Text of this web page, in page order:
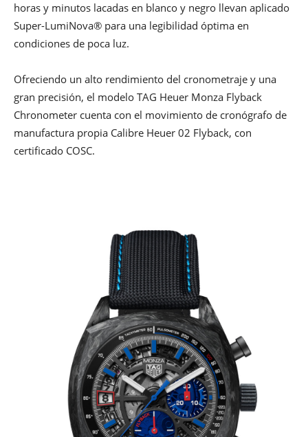
horas y minutos lacadas en blanco y negro llevan aplicado
Super-LumiNova® para una legibilidad óptima en
condiciones de poca luz.
Ofreciendo un alto rendimiento del cronometraje y una
gran precisión, el modelo TAG Heuer Monza Flyback
Chronometer cuenta con el movimiento de cronógrafo de
manufactura propia Calibre Heuer 02 Flyback, con
certificado COSC.